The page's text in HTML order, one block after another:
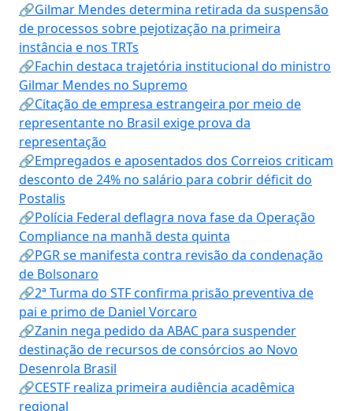
🔗Gilmar Mendes determina retirada da suspensão
de processos sobre pejotização na primeira
instância e nos TRTs
🔗Fachin destaca trajetória institucional do ministro
Gilmar Mendes no Supremo
🔗Citação de empresa estrangeira por meio de
representante no Brasil exige prova da
representação
🔗Empregados e aposentados dos Correios criticam
desconto de 24% no salário para cobrir déficit do
Postalis
🔗Polícia Federal deflagra nova fase da Operação
Compliance na manhã desta quinta
🔗PGR se manifesta contra revisão da condenação
de Bolsonaro
🔗2ª Turma do STF confirma prisão preventiva de
pai e primo de Daniel Vorcaro
🔗Zanin nega pedido da ABAC para suspender
destinação de recursos de consórcios ao Novo
Desenrola Brasil
🔗CESTF realiza primeira audiência acadêmica
regional